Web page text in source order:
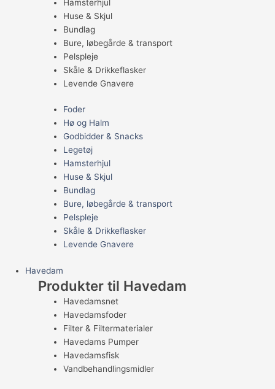
Hamsterhjul
Huse & Skjul
Bundlag
Bure, løbegårde & transport
Pelspleje
Skåle & Drikkeflasker
Levende Gnavere
Foder
Hø og Halm
Godbidder & Snacks
Legetøj
Hamsterhjul
Huse & Skjul
Bundlag
Bure, løbegårde & transport
Pelspleje
Skåle & Drikkeflasker
Levende Gnavere
Havedam
Produkter til Havedam
Havedamsnet
Havedamsfoder
Filter & Filtermaterialer
Havedams Pumper
Havedamsfisk
Vandbehandlingsmidler